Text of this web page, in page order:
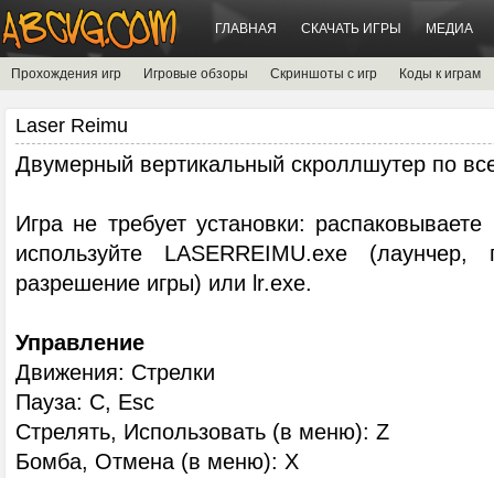
ГЛАВНАЯ СКАЧАТЬ ИГРЫ МЕДИА
Прохождения игр Игровые обзоры Скриншоты с игр Коды к играм
Laser Reimu
Двумерный вертикальный скроллшутер по
Игра не требует установки:
используйте LASERREIMU.exe
разрешение игры) или lr.exe.
Управление
Движения: Стрелки
Пауза: С, Esc
Стрелять, Использовать (в меню): Z
Бомба, Отмена (в меню): X